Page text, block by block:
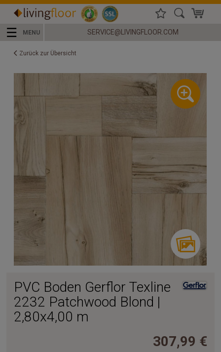
☰ MENU SERVICE@LIVINGFLOOR.COM
Zurück zur Übersicht
PVC Boden Gerflor Texline
2232 Patchwood Blond |
2,80x4,00 m
307,99 €